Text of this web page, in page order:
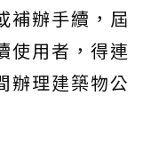
補辦手續，屆
使用者，得連
辦理建築物公